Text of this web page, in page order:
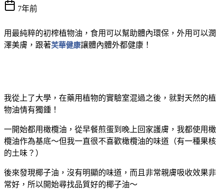
7年前
用最純粹的初榨植物油，食用可以幫助體內環保，外用可以潤
澤美膚，跟著芙華健康讓體內體外都健康！
我從上了大學，在藥用植物的實驗室混過之後，就對天然的植
物油情有獨鍾！
一開始都用橄欖油，從早餐煎蛋到晚上回家護膚，我都使用橄
欖油作為基底～但我一直很不喜歡橄欖油的味道（有一種果核
的土味？）
後來發現椰子油，沒有明顯的味道，而且非常親膚吸收效果非
常好，所以開始尋找品質好的椰子油～